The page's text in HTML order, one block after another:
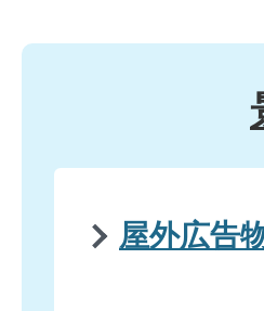
屋外広告